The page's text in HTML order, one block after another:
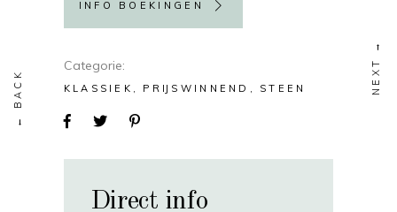
INFO BOEKINGEN
Categorie
KLASSIEK PRIJSWINNEND STEEN
Direct info